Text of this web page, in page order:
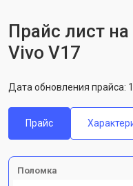
Прайс лист
Vivo V17
Дата обновления прайса:
Прайс
Поломка